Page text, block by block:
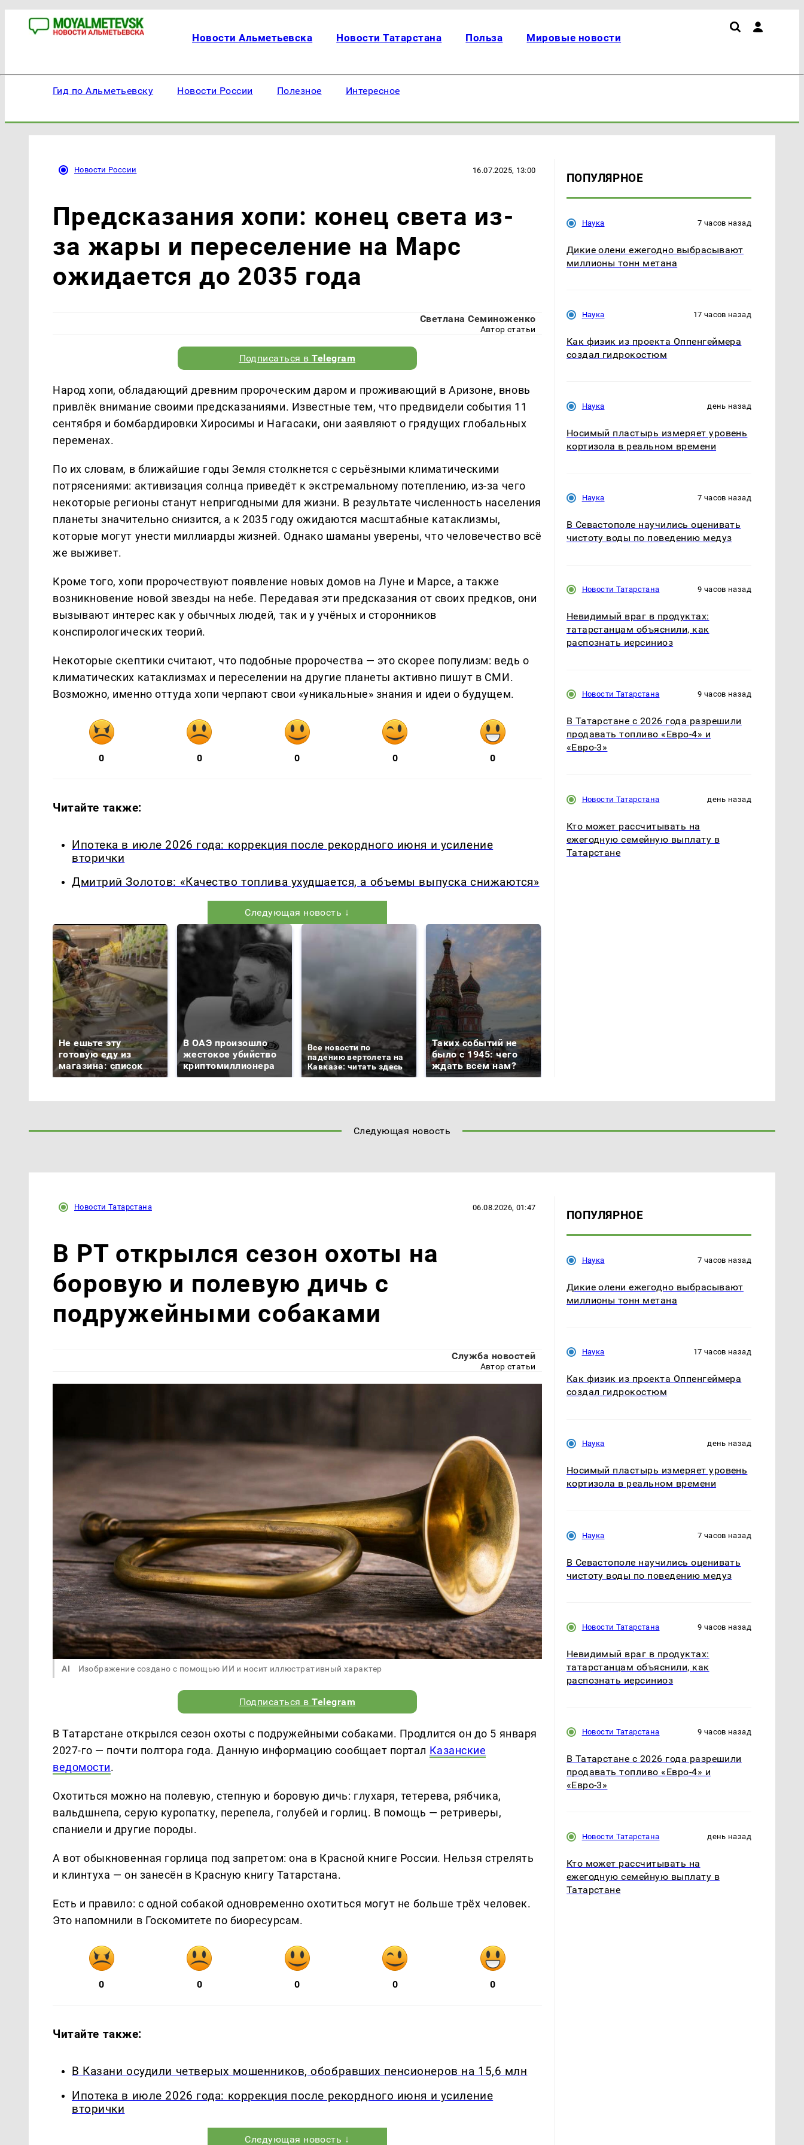
Новости Альметьевска Новости Татарстана Польза Мировые новости
Гид по Альметьевску Новости России Полезное Интересное
Новости России 16.07.2025, 13:00
Предсказания хопи: конец света из-
за жары и переселение на Марс
ожидается до 2035 года
Светлана Семиноженко
Автор статьи
Подписаться вTelegram
Народ хопи, обладающий древним пророческим даром и проживающий в Аризоне, вновь
привлёк внимание своими предсказаниями. Известные тем, что предвидели события 11
сентября и бомбардировки Хиросимы и Нагасаки, они заявляют о грядущих глобальных
переменах.
По их словам, в ближайшие годы Земля столкнется с серьёзными климатическими
потрясениями: активизация солнца приведёт к экстремальному потеплению, из-за чего
некоторые регионы станут непригодными для жизни. В результате численность населения
планеты значительно снизится, а к 2035 году ожидаются масштабные катаклизмы,
которые могут унести миллиарды жизней. Однако шаманы уверены, что человечество всё
же выживет.
Кроме того, хопи пророчествуют появление новых домов на Луне и Марсе, а также
возникновение новой звезды на небе. Передавая эти предсказания от своих предков, они
вызывают интерес как у обычных людей, так и у учёных и сторонников
конспирологических теорий.
Некоторые скептики считают, что подобные пророчества — это скорее популизм: ведь о
климатических катаклизмах и переселении на другие планеты активно пишут в СМИ.
Возможно, именно оттуда хопи черпают свои «уникальные» знания и идеи о будущем.
0 0 0 0 0
Читайте также:
Ипотека в июле 2026 года: коррекция после рекордного июня и усиление
вторички
Дмитрий Золотов: «Качество топлива ухудшается, а объемы выпуска снижаются»
Следующая новость ↓
Не ешьте эту
готовую еду из
магазина: список
В ОАЭ произошло
жестокое убийство
криптомиллионера
Все новости по
падению вертолета на
Кавказе: читать здесь
Таких событий не
было с 1945: чего
ждать всем нам?
ПОПУЛЯРНОЕ
Наука 7 часов назад
Дикие олени ежегодно выбрасывают
миллионы тонн метана
Наука 17 часов назад
Как физик из проекта Оппенгеймера
создал гидрокостюм
Наука день назад
Носимый пластырь измеряет уровень
кортизола в реальном времени
Наука 7 часов назад
В Севастополе научились оценивать
чистоту воды по поведению медуз
Новости Татарстана 9 часов назад
Невидимый враг в продуктах:
татарстанцам объяснили, как
распознать иерсиниоз
Новости Татарстана 9 часов назад
В Татарстане с 2026 года разрешили
продавать топливо «Евро-4» и
«Евро-3»
Новости Татарстана день назад
Кто может рассчитывать на
ежегодную семейную выплату в
Татарстане
Следующая новость
Новости Татарстана 06.08.2026, 01:47
В РТ открылся сезон охоты на
боровую и полевую дичь с
подружейными собаками
Служба новостей
Автор статьи
AI Изображение создано с помощью ИИ и носит иллюстративный характер
Подписаться вTelegram
В Татарстане открылся сезон охоты с подружейными собаками. Продлится он до 5 января
2027-го — почти полтора года. Данную информацию сообщает портал Казанские
ведомости.
Охотиться можно на полевую, степную и боровую дичь: глухаря, тетерева, рябчика,
вальдшнепа, серую куропатку, перепела, голубей и горлиц. В помощь — ретриверы,
спаниели и другие породы.
А вот обыкновенная горлица под запретом: она в Красной книге России. Нельзя стрелять
и клинтуха — он занесён в Красную книгу Татарстана.
Есть и правило: с одной собакой одновременно охотиться могут не больше трёх человек.
Это напомнили в Госкомитете по биоресурсам.
0 0 0 0 0
Читайте также:
В Казани осудили четверых мошенников, обобравших пенсионеров на 15,6 млн
Ипотека в июле 2026 года: коррекция после рекордного июня и усиление
вторички
Следующая новость ↓
ПОПУЛЯРНОЕ
Наука 7 часов назад
Дикие олени ежегодно выбрасывают
миллионы тонн метана
Наука 17 часов назад
Как физик из проекта Оппенгеймера
создал гидрокостюм
Наука день назад
Носимый пластырь измеряет уровень
кортизола в реальном времени
Наука 7 часов назад
В Севастополе научились оценивать
чистоту воды по поведению медуз
Новости Татарстана 9 часов назад
Невидимый враг в продуктах:
татарстанцам объяснили, как
распознать иерсиниоз
Новости Татарстана 9 часов назад
В Татарстане с 2026 года разрешили
продавать топливо «Евро-4» и
«Евро-3»
Новости Татарстана день назад
Кто может рассчитывать на
ежегодную семейную выплату в
Татарстане